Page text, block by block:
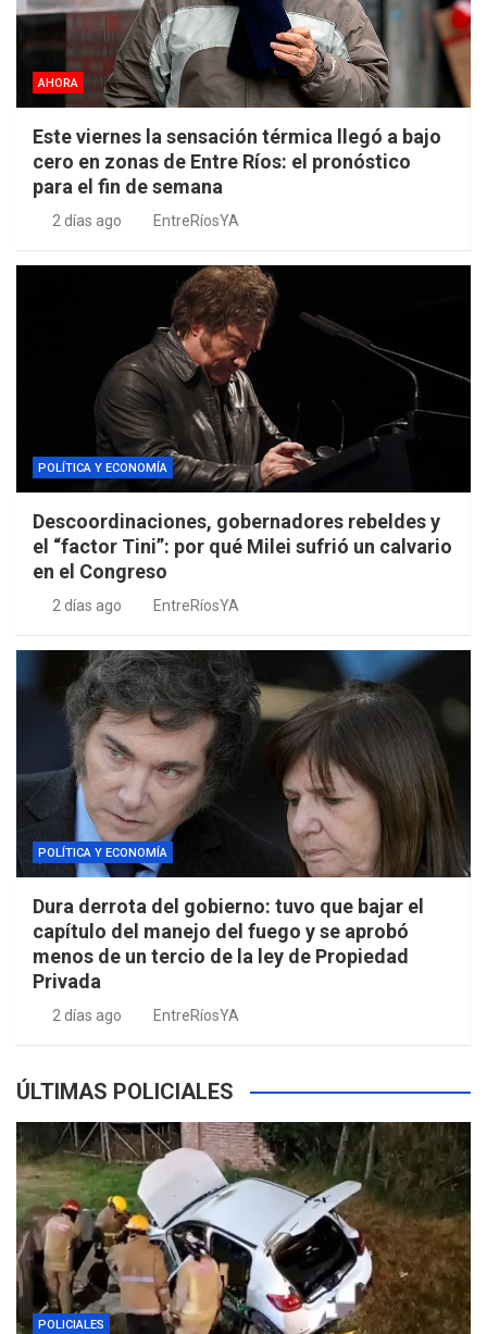
AHORA
Este viernes la sensación térmica llegó a bajo
cero en zonas de Entre Ríos: el pronóstico
para el fin de semana
2 días ago EntreRíosYA
POLÍTICA Y ECONOMÍA
Descoordinaciones, gobernadores rebeldes y
el “factor Tini”: por qué Milei sufrió un calvario
en el Congreso
2 días ago EntreRíosYA
POLÍTICA Y ECONOMÍA
Dura derrota del gobierno: tuvo que bajar el
capítulo del manejo del fuego y se aprobó
menos de un tercio de la ley de Propiedad
Privada
2 días ago EntreRíosYA
ÚLTIMAS POLICIALES
POLICIALES